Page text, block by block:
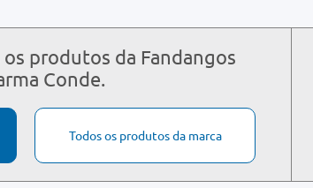
produtos da Fandangos
Conde.
Todos os produtos da marca